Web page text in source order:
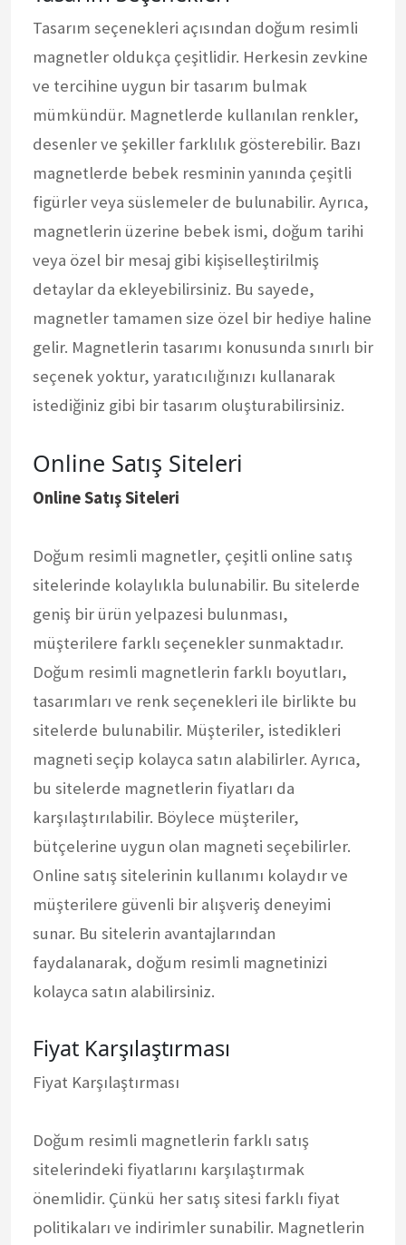
Tasarım seçenekleri açısından doğum resimli
magnetler oldukça çeşitlidir. Herkesin zevkine
ve tercihine uygun bir tasarım bulmak
mümkündür. Magnetlerde kullanılan renkler,
desenler ve şekiller farklılık gösterebilir. Bazı
magnetlerde bebek resminin yanında çeşitli
figürler veya süslemeler de bulunabilir. Ayrıca,
magnetlerin üzerine bebek ismi, doğum tarihi
veya özel bir mesaj gibi kişiselleştirilmiş
detaylar da ekleyebilirsiniz. Bu sayede,
magnetler tamamen size özel bir hediye haline
gelir. Magnetlerin tasarımı konusunda sınırlı bir
seçenek yoktur, yaratıcılığınızı kullanarak
istediğiniz gibi bir tasarım oluşturabilirsiniz.
Online Satış Siteleri
Online Satış Siteleri
Doğum resimli magnetler, çeşitli online satış
sitelerinde kolaylıkla bulunabilir. Bu sitelerde
geniş bir ürün yelpazesi bulunması,
müşterilere farklı seçenekler sunmaktadır.
Doğum resimli magnetlerin farklı boyutları,
tasarımları ve renk seçenekleri ile birlikte bu
sitelerde bulunabilir. Müşteriler, istedikleri
magneti seçip kolayca satın alabilirler. Ayrıca,
bu sitelerde magnetlerin fiyatları da
karşılaştırılabilir. Böylece müşteriler,
bütçelerine uygun olan magneti seçebilirler.
Online satış sitelerinin kullanımı kolaydır ve
müşterilere güvenli bir alışveriş deneyimi
sunar. Bu sitelerin avantajlarından
faydalanarak, doğum resimli magnetinizi
kolayca satın alabilirsiniz.
Fiyat Karşılaştırması
Fiyat Karşılaştırması
Doğum resimli magnetlerin farklı satış
sitelerindeki fiyatlarını karşılaştırmak
önemlidir. Çünkü her satış sitesi farklı fiyat
politikaları ve indirimler sunabilir. Magnetlerin